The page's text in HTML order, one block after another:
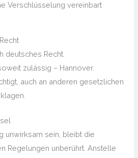
Verschlüsselung vereinbart
deutsches Recht.
zulässig – Hannover.
auch an anderen gesetzlichen
unwirksam sein, bleibt die
Regelungen unberührt. Anstelle